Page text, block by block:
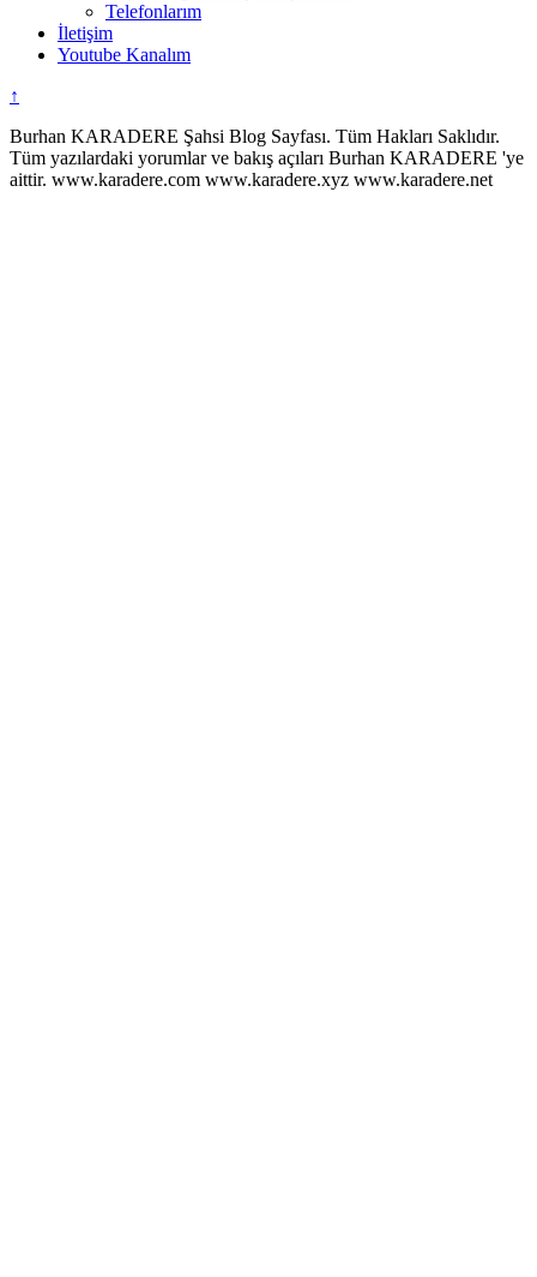
Telefonlarım
İletişim
Youtube Kanalım
↑
Burhan KARADERE Şahsi Blog Sayfası. Tüm Hakları Saklıdır.
Tüm yazılardaki yorumlar ve bakış açıları Burhan KARADERE 'ye
aittir. www.karadere.com www.karadere.xyz www.karadere.net